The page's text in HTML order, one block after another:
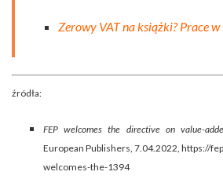
Zerowy VAT na książki? Prace
źródła:
FEP welcomes the directive on value-
European Publishers, 7.04.2022, https://
welcomes-the-1394